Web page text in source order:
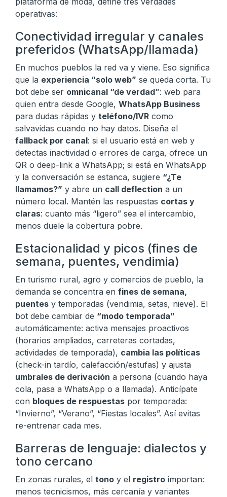
operativas:
Conectividad irregular y canales
preferidos (WhatsApp/llamada)
En muchos pueblos la red va y viene. Eso significa
que la experiencia “solo web” se queda corta. Tu
bot debe ser omnicanal “de verdad”: web para
quien entra desde Google, WhatsApp Business
para dudas rápidas y teléfono/IVR como
salvavidas cuando no hay datos. Diseña el
fallback por canal: si el usuario está en web y
detectas inactividad o errores de carga, ofrece un
QR o deep-link a WhatsApp; si está en WhatsApp
y la conversación se estanca, sugiere “¿Te
llamamos?” y abre un call deflection a un
número local. Mantén las respuestas cortas y
claras: cuanto más “ligero” sea el intercambio,
menos duele la cobertura pobre.
Estacionalidad y picos (fines de
semana, puentes, vendimia)
En turismo rural, agro y comercios de pueblo, la
demanda se concentra en fines de semana,
puentes y temporadas (vendimia, setas, nieve). El
bot debe cambiar de “modo temporada”
automáticamente: activa mensajes proactivos
(horarios ampliados, carreteras cortadas,
actividades de temporada), cambia las políticas
(check-in tardío, calefacción/estufas) y ajusta
umbrales de derivación a persona (cuando haya
cola, pasa a WhatsApp o a llamada). Anticípate
con bloques de respuestas por temporada:
“Invierno”, “Verano”, “Fiestas locales”. Así evitas
re-entrenar cada mes.
Barreras de lenguaje: dialectos y
tono cercano
En zonas rurales, el tono y el registro importan:
menos tecnicismos, más cercanía y variantes